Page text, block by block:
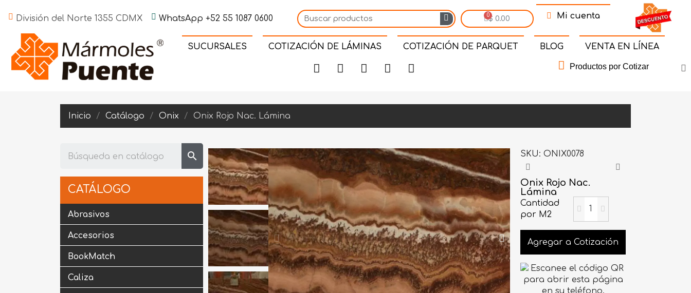
División del Norte 1355 CDMX WhatsApp +52 55 1087 0600 $ 0.00 Mi cuenta
SUCURSALES COTIZACIÓN DE LÁMINAS COTIZACIÓN DE PARQUET BLOG VENTA EN LÍNEA
Productos por Cotizar
Inicio Catálogo Onix Onix Rojo Nac. Lámina
search
CATÁLOGO
Abrasivos
Accesorios
BookMatch
Caliza
SKU ONIX0078
Onix Rojo Nac.
Lámina
Cantidad
por M2
Agregar a Cotización